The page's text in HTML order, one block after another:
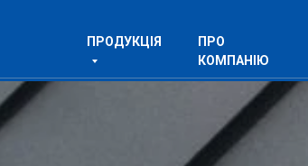
ПРОДУКЦІЯ
ПРО
КОМПАНІЮ